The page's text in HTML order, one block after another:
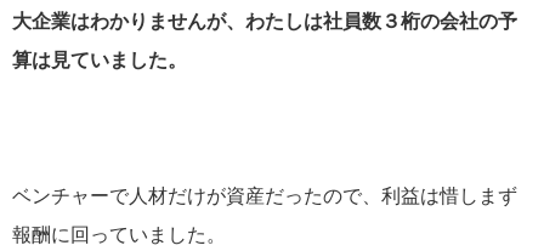
大企業はわかりませんが、わたしは社員数３桁の会社の予
算は見ていました。
ベンチャーで人材だけが資産だったので、利益は惜しまず
報酬に回っていました。